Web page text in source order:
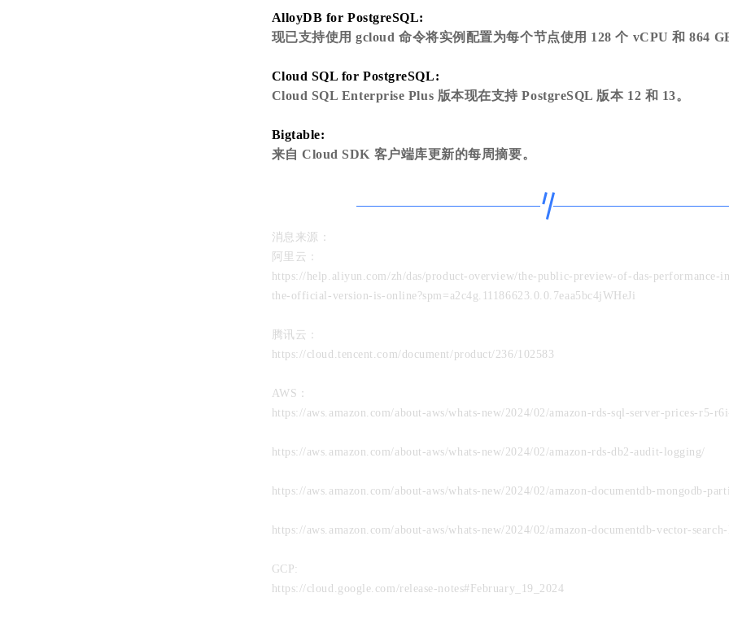
AlloyDB for PostgreSQL:
现已支持使用 gcloud 命令将实例配置为每个节点使用 128 个 vCPU 和 864
Cloud SQL for PostgreSQL:
Cloud SQL Enterprise Plus 版本现在支持 PostgreSQL 版本 12 和 13。
Bigtable:
来自 Cloud SDK 客户端库更新的每周摘要。
消息来源：
阿里云：
https://help.aliyun.com/zh/das/product-overview/the-public-preview-of-das-performance-
the-official-version-is-online?spm=a2c4g.11186623.0.0.7eaa5bc4jWHeJi
腾讯云：
https://cloud.tencent.com/document/product/236/102583
AWS：
https://aws.amazon.com/about-aws/whats-new/2024/02/amazon-rds-sql-server-prices-r5-
https://aws.amazon.com/about-aws/whats-new/2024/02/amazon-rds-db2-audit-logging/
https://aws.amazon.com/about-aws/whats-new/2024/02/amazon-documentdb-mongodb-
https://aws.amazon.com/about-aws/whats-new/2024/02/amazon-documentdb-vector-
GCP:
https://cloud.google.com/release-notes#February_19_2024